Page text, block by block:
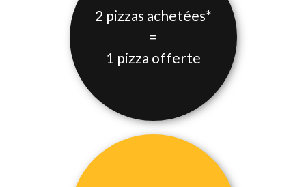
2 pizzas achetées*
=
1 pizza offerte